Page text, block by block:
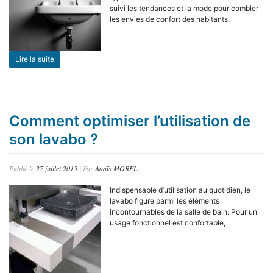
suivi les tendances et la mode pour combler
les envies de confort des habitants.
Lire la suite
Comment optimiser l’utilisation de
son lavabo ?
Publié le 27 juillet 2015 | ParAnaïs MOREL
Indispensable d’utilisation au quotidien, le
lavabo figure parmi les éléments
incontournables de la salle de bain. Pour un
usage fonctionnel est confortable,